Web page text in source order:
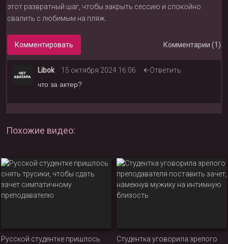
этот развратный шаг, чтобы закрыть сессию и спокойно
свалить с любимым на пляж.
Комментировать Комментарии (1)
Libok 15 октября 2024 16:06
Ответить
что за актер?
Похожие видео:
Русской студентке пришлось Студентка уговорила зрелого